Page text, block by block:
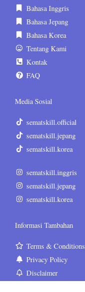
Bahasa Inggris
Bahasa Jepang
Bahasa Korea
Tentang Kami
Kontak
FAQ
Media Sosial
sematskill.official
sematskill.jepang
sematskill.korea
sematskill.inggris
sematskill.jepang
sematskill.korea
Informasi Tambahan
Terms & Conditions
Privacy Policy
Disclaimer